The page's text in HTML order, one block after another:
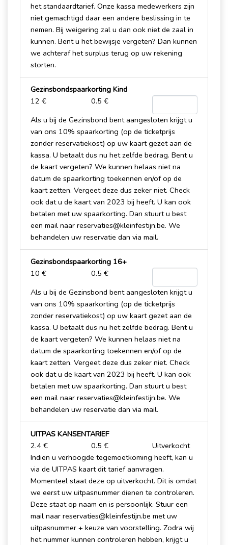
het standaardtarief. Onze kassa medewerkers zijn
niet gemachtigd daar een andere beslissing in te
nemen. Bij weigering zal u dan ook niet de zaal in
kunnen. Bent u het bewijsje vergeten? Dan kunnen
we achteraf het surplus terug op uw rekening
storten.
Gezinsbondspaarkorting Kind
12 €
0.5 €
Als u bij de Gezinsbond bent aangesloten krijgt u
van ons 10% spaarkorting (op de ticketprijs
zonder reservatiekost) op uw kaart gezet aan de
kassa. U betaalt dus nu het zelfde bedrag. Bent u
de kaart vergeten? We kunnen helaas niet na
datum de spaarkorting toekennen en/of op de
kaart zetten. Vergeet deze dus zeker niet. Check
ook dat u de kaart van 2023 bij heeft. U kan ook
betalen met uw spaarkorting. Dan stuurt u best
een mail naar reservaties@kleinfestijn.be. We
behandelen uw reservatie dan via mail.
Gezinsbondspaarkorting 16+
10 €
0.5 €
Als u bij de Gezinsbond bent aangesloten krijgt u
van ons 10% spaarkorting (op de ticketprijs
zonder reservatiekost) op uw kaart gezet aan de
kassa. U betaalt dus nu het zelfde bedrag. Bent u
de kaart vergeten? We kunnen helaas niet na
datum de spaarkorting toekennen en/of op de
kaart zetten. Vergeet deze dus zeker niet. Check
ook dat u de kaart van 2023 bij heeft. U kan ook
betalen met uw spaarkorting. Dan stuurt u best
een mail naar reservaties@kleinfestijn.be. We
behandelen uw reservatie dan via mail.
UITPAS KANSENTARIEF
2.4 €
0.5 €
Uitverkocht
Indien u verhoogde tegemoetkoming heeft, kan u
via de UITPAS kaart dit tarief aanvragen.
Momenteel staat deze op uitverkocht. Dit is omdat
we eerst uw uitpasnummer dienen te controleren.
Deze staat op naam en is persoonlijk. Stuur een
mail naar reservaties@kleinfestijn.be met uw
uitpasnummer + keuze van voorstelling. Zodra wij
het nummer kunnen controleren hebben, krijgt u